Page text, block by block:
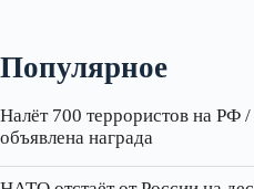
Популярное
Налёт 700 террористов на РФ
объявлена награда